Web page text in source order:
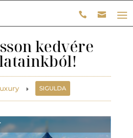
kedvére
E SIGULDA